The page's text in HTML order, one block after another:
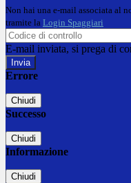
Non hai una e-mail associata al
tramite la Login Spaggiari
E-mail inviata, si prega di
Errore
Chiudi
Successo
Chiudi
Informazione
Chiudi